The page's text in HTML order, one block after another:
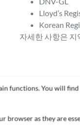
functions. You will
browser as they are
Lloyd’s
Korean
자세한 사항은